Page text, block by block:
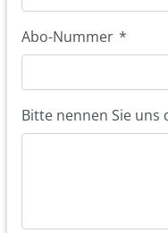
Abo-Nummer *
Bitte nennen Sie